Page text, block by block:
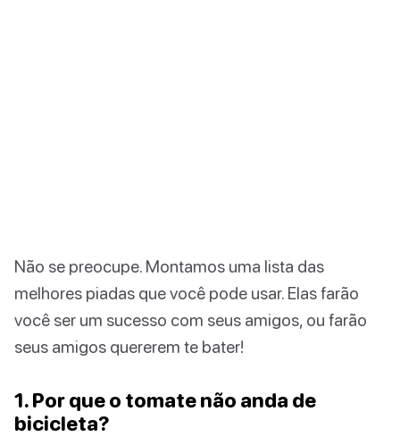
Não se preocupe. Montamos uma lista das
melhores piadas que você pode usar. Elas farão
você ser um sucesso com seus amigos, ou farão
seus amigos quererem te bater!
1. Por que o tomate não anda de
bicicleta?